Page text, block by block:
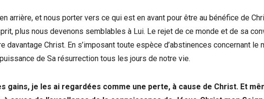
arrière, et nous porter vers ce qui est en avant pour être au bénéfice de
plus nous devenons semblables à Lui. Le rejet de ce monde et de sa
Christ. En s’imposant toute espèce d’abstinences concernant le
de Sa résurrection tous les jours de notre vie.
gains, je les ai regardées comme une perte, à cause de Christ. Et